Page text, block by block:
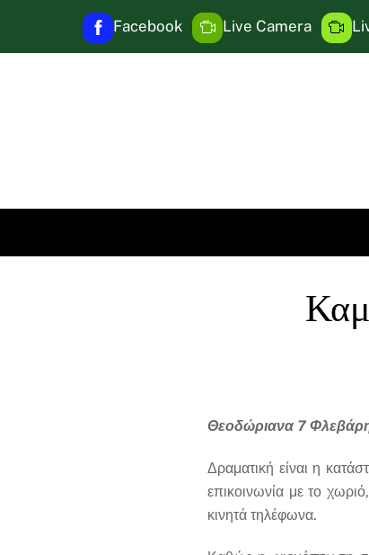
content
Facebook Live Camera
Θεοδώριανα 7
Δραματική είναι η
επικοινωνία με το
κινητά τηλέφωνα.